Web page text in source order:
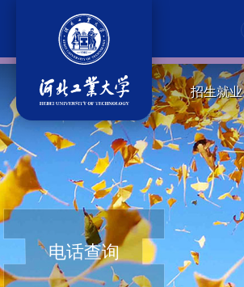
招生就业
电话查询